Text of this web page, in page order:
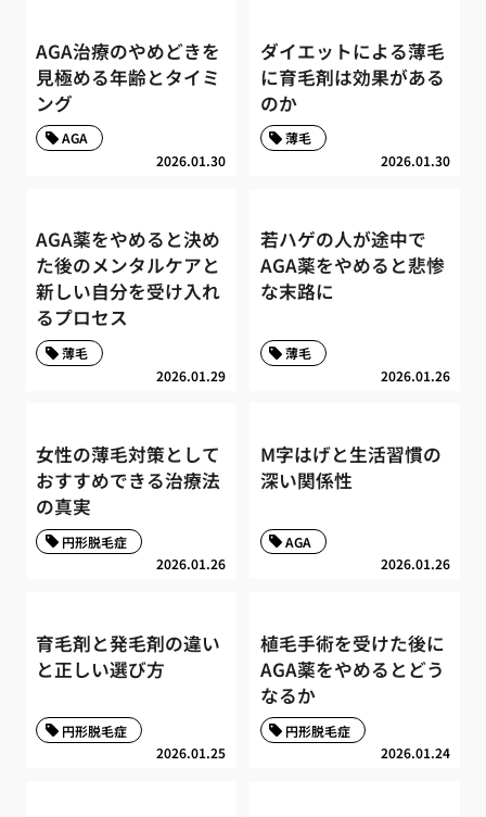
AGA治療のやめどきを
見極める年齢とタイミ
ング
2026.01.30
AGA
ダイエットによる薄毛
に育毛剤は効果がある
のか
2026.01.30
薄毛
AGA薬をやめると決め
た後のメンタルケアと
新しい自分を受け入れ
るプロセス
2026.01.29
薄毛
若ハゲの人が途中で
AGA薬をやめると悲惨
な末路に
2026.01.26
薄毛
女性の薄毛対策として
おすすめできる治療法
の真実
2026.01.26
円形脱毛症
M字はげと生活習慣の
深い関係性
2026.01.26
AGA
育毛剤と発毛剤の違い
と正しい選び方
2026.01.25
円形脱毛症
植毛手術を受けた後に
AGA薬をやめるとどう
なるか
2026.01.24
円形脱毛症